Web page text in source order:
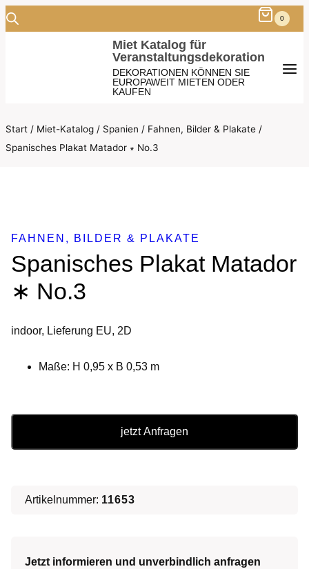
Zum
0
Miet Katalog für
Veranstaltungsdekoration
DEKORATIONEN KÖNNEN SIE
EUROPAWEIT MIETEN ODER
KAUFEN
Start / Miet-Katalog / Spanien / Fahnen, Bilder & Plakate /
Spanisches Plakat Matador ∗ No.3
FAHNEN, BILDER & PLAKATE
Spanisches Plakat Matador
∗ No.3
indoor, Lieferung EU, 2D
Maße: H 0,95 x B 0,53 m
No.3
jetzt Anfragen
Artikelnummer: 11653
Jetzt informieren und unverbindlich anfragen